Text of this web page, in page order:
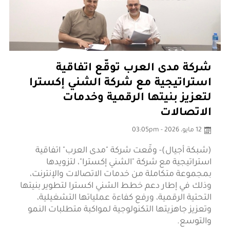
شركة مدى العرب توقّع اتفاقية
استراتيجية مع شركة الشني إكسترا
لتعزيز بنيتها الرقمية وخدمات
الاتصالات
12 مايو، 2026 - 03:05pm
(شبكة أجيال)- وقّعت شركة "مدى العرب" اتفاقية
استراتيجية مع شركة "الشني إكسترا"، لتزويدها
بمجموعة متكاملة من خدمات الاتصالات والإنترنت،
وذلك في إطار دعم خطط الشني اكسترا لتطوير بنيتها
التحتية الرقمية، ورفع كفاءة عملياتها التشغيلية،
وتعزيز جاهزيتها التكنولوجية لمواكبة متطلبات النمو
والتوسع.